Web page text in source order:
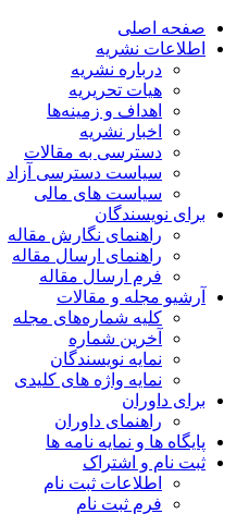
صفحه اصلی
اطلاعات نشریه
درباره نشریه
هیات تحریریه
اهداف و زمینه‌ها
اخبار نشریه
دسترسی به مقالات
سیاست دسترسی آزاد
سیاست های مالی
برای نویسندگان
راهنمای نگارش مقاله
راهنمای ارسال مقاله
فرم ارسال مقاله
آرشیو مجله و مقالات
کلیه شماره‌های مجله
آخرین شماره
نمایه نویسندگان
نمایه واژه های کلیدی
برای داوران
راهنمای داوران
پایگاه ها و نمایه نامه ها
ثبت نام و اشتراک
اطلاعات ثبت نام
فرم ثبت نام